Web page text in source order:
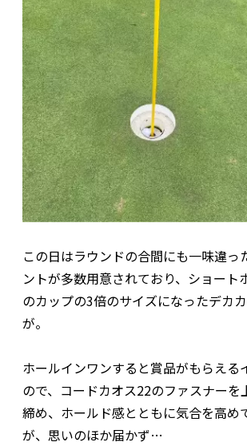
この日はラウンドの合間にも一味違っ
ントが多数用意されており、ショート
のカップの3倍のサイズになったデカ
が。
ホールインワンすると賞品がもらえる
ので、コードカオス22のファスナーを
締め、ホールド感とともに気合を高め
が、思いのほか届かず…